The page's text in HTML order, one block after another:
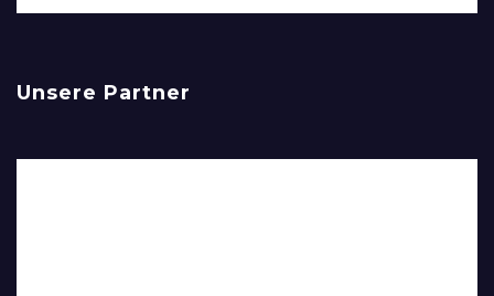
Unsere Partner